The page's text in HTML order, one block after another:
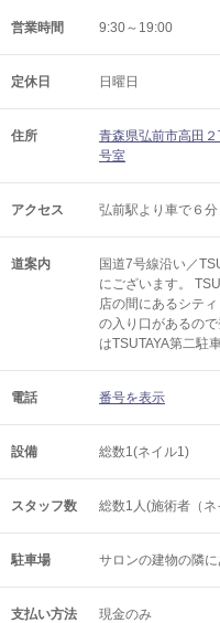
営業時間 9:30～19:00
定休日 日曜日
住所
青森県弘前市高田
号室
アクセス 弘前駅より車で６分
道案内
国道7号線沿い／
にございます。
店の間にあるシテ
の入り口があるの
はTSUTAYA第二駐
電話 番号を表示
設備 総数1(ネイル1)
スタッフ数 総数1人(施術者（
駐車場 サロンの建物の隣
支払い方法 現金のみ